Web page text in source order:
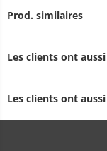
Prod. similaires
Les clients ont
Les clients ont